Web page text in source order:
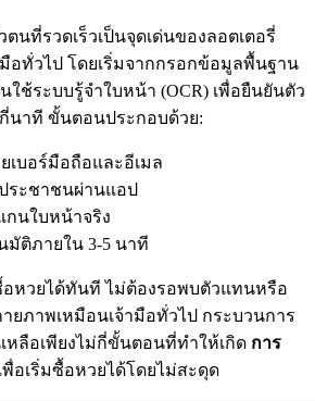
นที่รวดเร็วเป็นจุดเด่นของลอตเตอรี่
อทั่วไป โดยเริ่มจากกรอกข้อมูลพื้นฐาน
ช้ระบบรู้จำใบหน้า (OCR) เพื่อยืนยันตัว
นาที ขั้นตอนประกอบด้วย:
เบอร์มือถือและอีเมล
ระชาชนผ่านแอป
กนใบหน้าจริง
มัติภายใน 3-5 นาที
อหวยได้ทันที ไม่ต้องรอพบตัวแทนหรือ
ายภาพเหมือนเจ้ามือทั่วไป กระบวนการ
หลือเพียงไม่กี่ขั้นตอนที่ทำให้เกิด การ
พื่อเริ่มซื้อหวยได้โดยไม่สะดุด